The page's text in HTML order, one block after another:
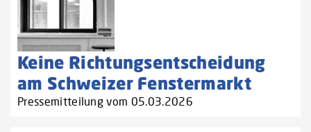
Keine Richtungsentscheidung
am Schweizer Fenstermarkt
Pressemitteilung vom 05.03.2026